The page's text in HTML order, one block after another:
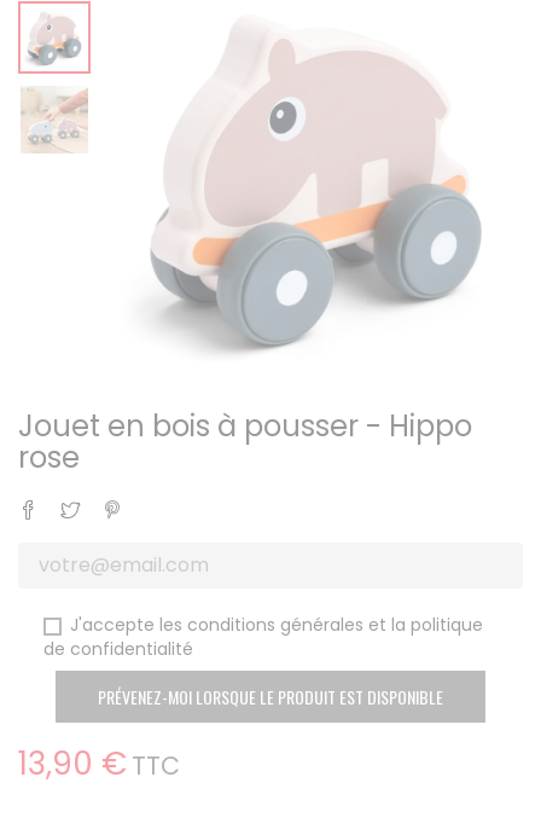
Jouet en bois à pousser - Hippo
rose
Partager
Tweet
J'accepte les conditions générales et la politique
de confidentialité
PRÉVENEZ-MOI LORSQUE LE PRODUIT EST DISPONIBLE
13,90 € TTC